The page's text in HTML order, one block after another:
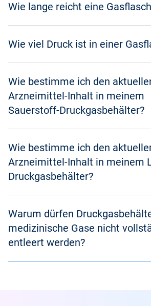
E-Learning
Wie lange reicht eine
Volumen des Gaszylinders x
entnehmbare Menge in Litern
Entnehmbare Liter : eingestellte
(bar)
150
Wie viel Druck ist in einer
Wie bestimme ich den
Arzneimittel-Inhalt in meinem
Sauerstoff-Druckgasbehälter?
Wie bestimme ich den
Arzneimittel-Inhalt in meinem
Druckgasbehälter?
Warum dürfen
medizinische Gase nicht
entleert werden?